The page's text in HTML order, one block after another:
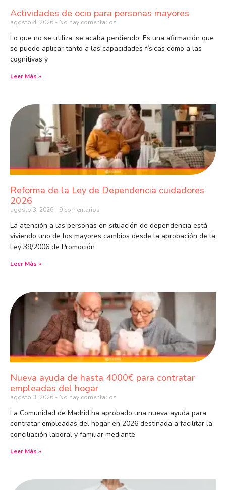
Actividades de ocio para personas mayores
agosto 4, 2026 No hay comentarios
Lo que no se utiliza, se acaba perdiendo. Es una afirmación que
se puede aplicar tanto a las capacidades físicas como a las
cognitivas y
Leer Más »
Reforma de la Ley de Dependencia cuidadores
2026
agosto 3, 2026 9 comentarios
La atención a las personas en situación de dependencia está
viviendo uno de los mayores cambios desde la aprobación de la
Ley 39/2006 de Promoción
Leer Más »
Nueva ayuda de hasta 4000€ para contratar
empleadas del hogar
agosto 3, 2026 No hay comentarios
La Comunidad de Madrid ha aprobado una nueva ayuda para
contratar empleadas del hogar en 2026 destinada a facilitar la
conciliación laboral y familiar mediante
Leer Más »